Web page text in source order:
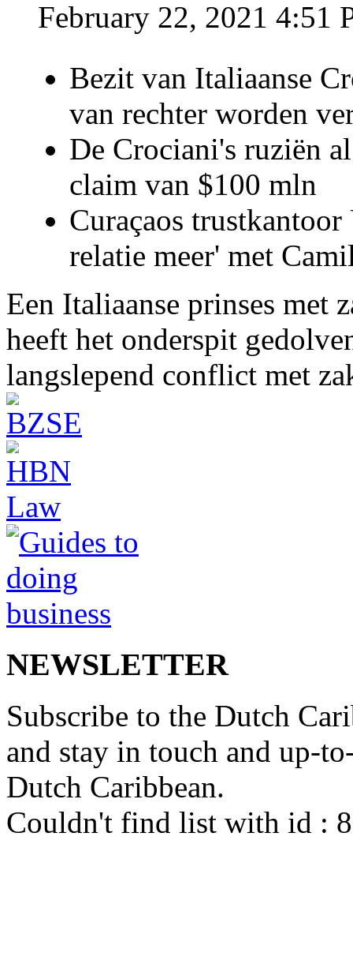
February 22, 2021 4:51
Bezit van Italiaanse
van rechter worden
De Crociani's ruziën
claim van $100 mln
Curaçaos
relatie meer' met
Een Italiaanse prinses met
heeft het onderspit
langslepend conflict met
NEWSLETTER
Subscribe to the Dutch
and stay in touch and up-
Dutch Caribbean.
Couldn't find list with id :